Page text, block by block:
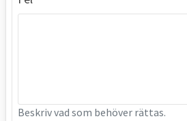
Beskriv vad som behöver rättas.